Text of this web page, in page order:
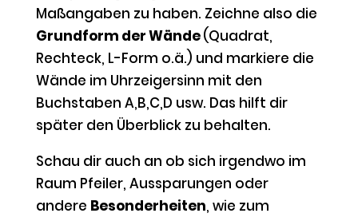
Maßangaben zu haben. Zeichne also die
Grundform der Wände(Quadrat,
Rechteck, L-Form o.ä.) und markiere die
Wände im Uhrzeigersinn mit den
Buchstaben A,B,C,D usw. Das hilft dir
später den Überblick zu behalten.
Schau dir auch an ob sich irgendwo im
Raum Pfeiler, Aussparungen oder
andere Besonderheiten, wie zum